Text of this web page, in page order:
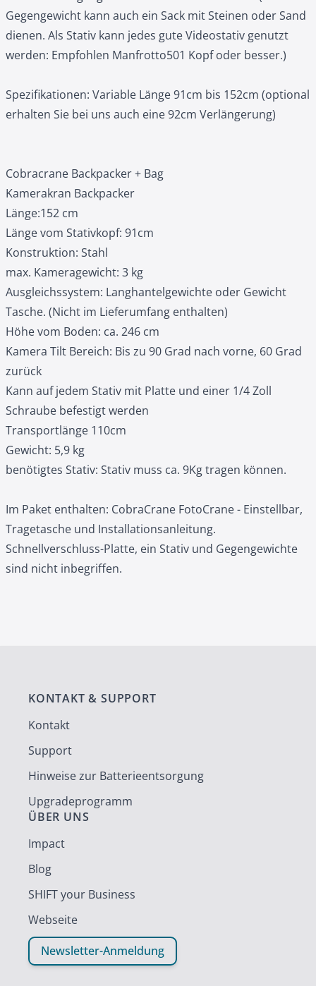
Gegengewicht kann auch ein Sack mit Steinen oder Sand
dienen. Als Stativ kann jedes gute Videostativ genutzt
werden: Empfohlen Manfrotto501 Kopf oder besser.)
Spezifikationen: Variable Länge 91cm bis 152cm (optional
erhalten Sie bei uns auch eine 92cm Verlängerung)
Cobracrane Backpacker + Bag
Kamerakran Backpacker
Länge:152 cm
Länge vom Stativkopf: 91cm
Konstruktion: Stahl
max. Kameragewicht: 3 kg
Ausgleichssystem: Langhantelgewichte oder Gewicht
Tasche. (Nicht im Lieferumfang enthalten)
Höhe vom Boden: ca. 246 cm
Kamera Tilt Bereich: Bis zu 90 Grad nach vorne, 60 Grad
zurück
Kann auf jedem Stativ mit Platte und einer 1/4 Zoll
Schraube befestigt werden
Transportlänge 110cm
Gewicht: 5,9 kg
benötigtes Stativ: Stativ muss ca. 9Kg tragen können.
Im Paket enthalten: CobraCrane FotoCrane - Einstellbar,
Tragetasche und Installationsanleitung.
Schnellverschluss-Platte, ein Stativ und Gegengewichte
sind nicht inbegriffen.
KONTAKT & SUPPORT
Kontakt
Support
Hinweise zur Batterieentsorgung
Upgradeprogramm
ÜBER UNS
Impact
Blog
SHIFT your Business
Webseite
Newsletter-Anmeldung